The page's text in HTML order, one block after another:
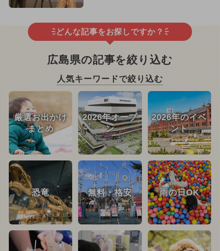
どんな記事をお探しですか？
広島県の記事を絞り込む
人気キーワードで絞り込む
厳選お出かけ
まとめ
2026年オープ
ン
2026年のイベ
ント
恐竜 無料・格安 雨の日OK